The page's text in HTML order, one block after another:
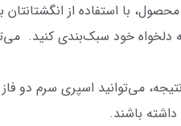
با استفاده از
دلخواه خود سبک‌بندی کنید.
نتیجه، می‌توانید اسپری سرم دو
باشند.